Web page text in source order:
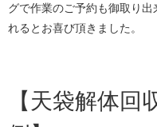
グで作業のご予約も御取り
れるとお喜び頂きました。
【天袋解体回